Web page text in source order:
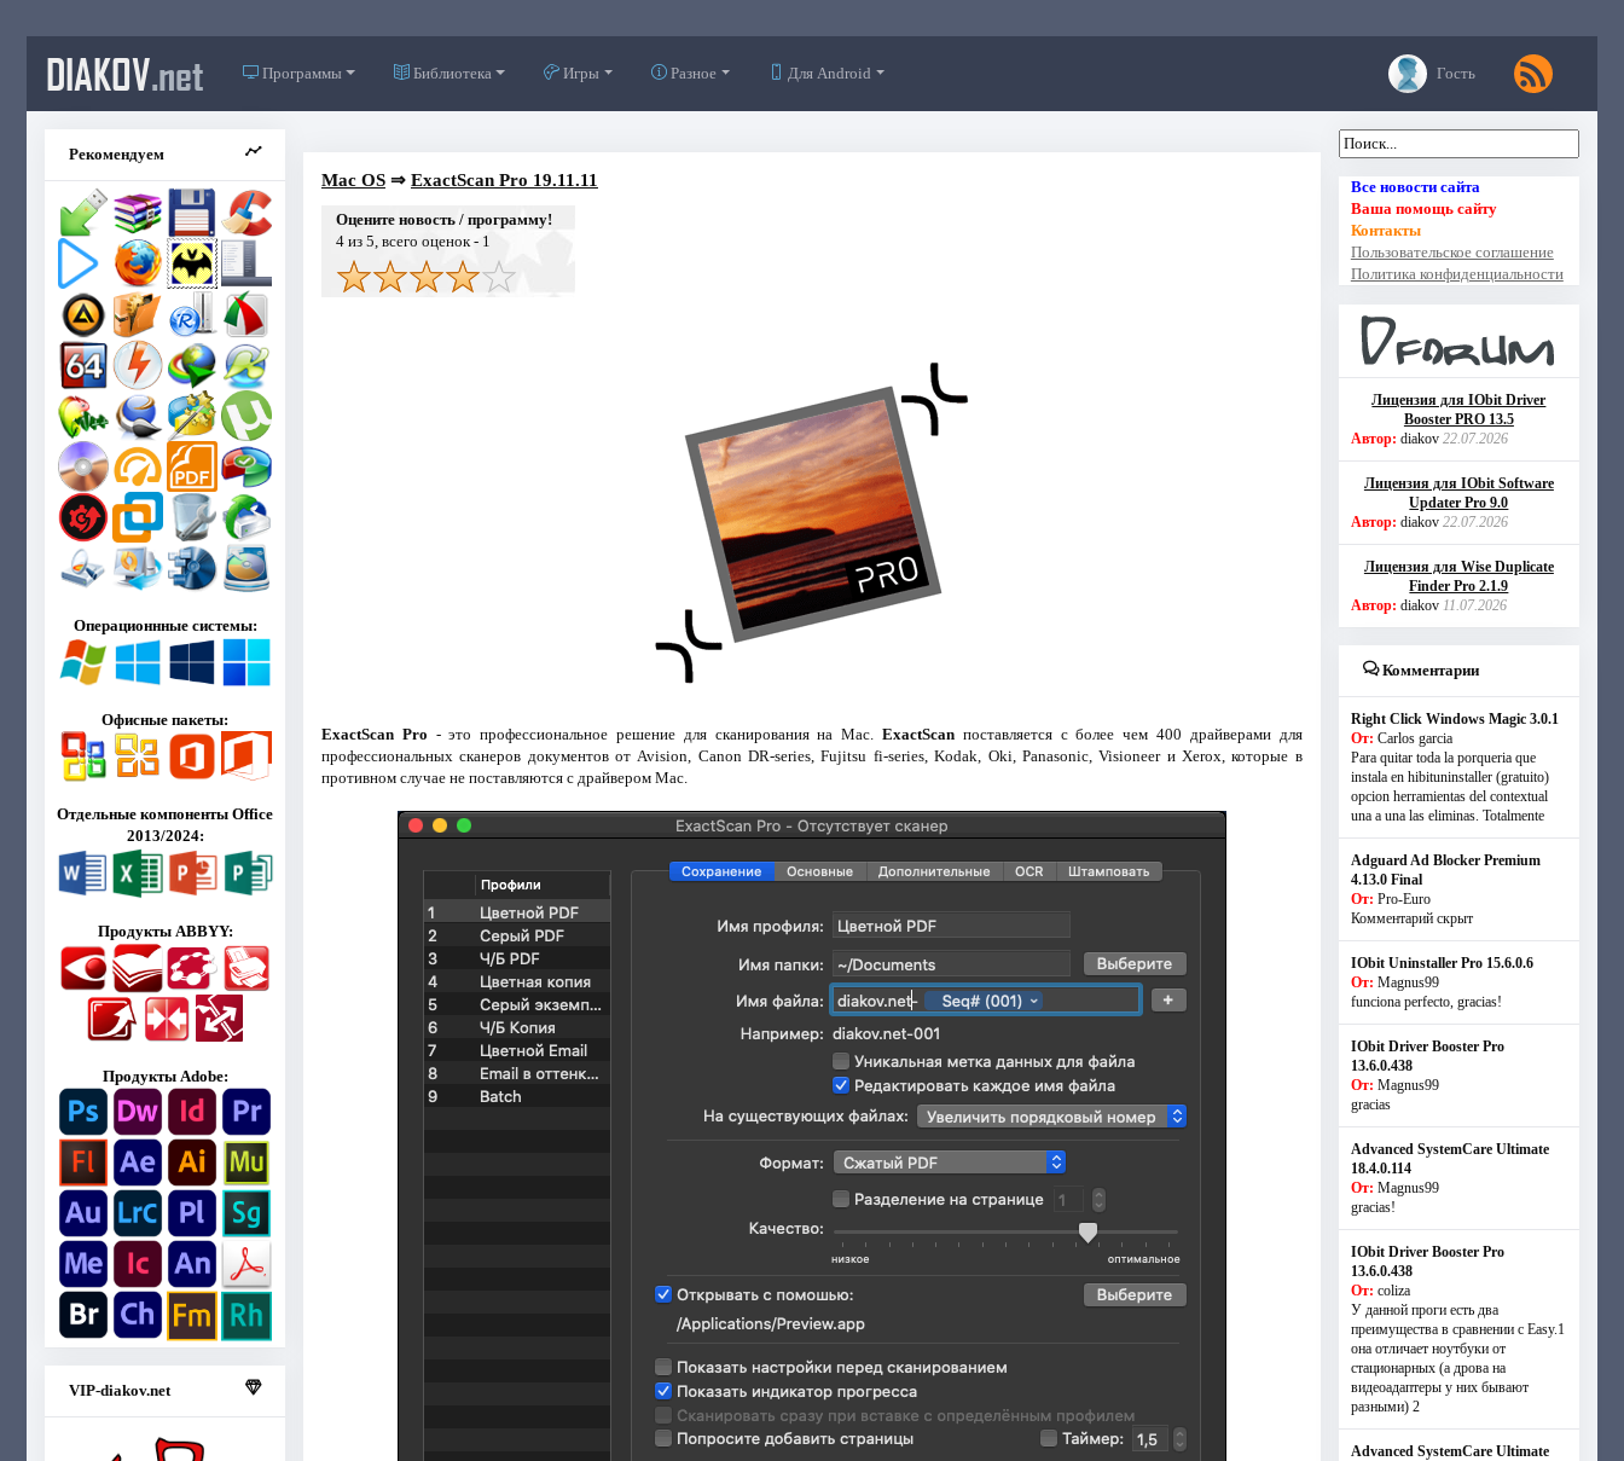
DIAKOV.net Программы Библиотека Игры Разное Для Android Гость
Рекомендуем
Операционнные системы:
Офисные пакеты:
Отдельные компоненты Office
2013/2024:
Продукты ABBYY:
Продукты Adobe:
VIP-diakov.net
Mac OS⇒ ExactScan Pro 19.11.11
Оцените новость / программу!
4из 5, всего оценок - 1
ExactScan Pro - это профессиональное решение для сканирования на Mac.ExactScan поставляется с более чем 400 драйверами для
профессиональных сканеров документов от Avision, Canon DR-series, Fujitsu fi-series, Kodak, Oki, Panasonic, Visioneer и Xerox, которые в
противном случае не поставляются с драйвером Mac.
Все новости сайта
Ваша помощь сайту
Контакты
Пользовательское соглашение
Политика конфиденциальности
Лицензия для IObit Driver
Booster PRO 13.5
Автор: diakov 22.07.2026
Лицензия для IObit Software
Updater Pro 9.0
Автор: diakov 22.07.2026
Лицензия для Wise Duplicate
Finder Pro 2.1.9
Автор: diakov 11.07.2026
Комментарии
Right Click Windows Magic 3.0.1
От: Carlos garcia
Para quitar toda la porqueria que
instala en hibituninstaller (gratuito)
opcion herramientas del contextual
una a una las eliminas. Totalmente
Adguard Ad Blocker Premium
4.13.0 Final
От: Pro-Euro
Комментарий скрыт
IObit Uninstaller Pro 15.6.0.6
От: Magnus99
funciona perfecto, gracias!
IObit Driver Booster Pro
13.6.0.438
От: Magnus99
gracias
Advanced SystemCare Ultimate
18.4.0.114
От: Magnus99
gracias!
IObit Driver Booster Pro
13.6.0.438
От: coliza
У данной проги есть два
преимущества в сравнении с Easy.1
она отличает ноутбуки от
стационарных (а дрова на
видеоадаптеры у них бывают
разными) 2
Advanced SystemCare Ultimate